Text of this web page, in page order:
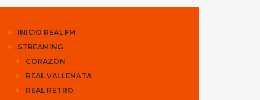
INICIO REAL FM
STREAMING
CORAZÓN
REAL VALLENATA
REAL RETRO